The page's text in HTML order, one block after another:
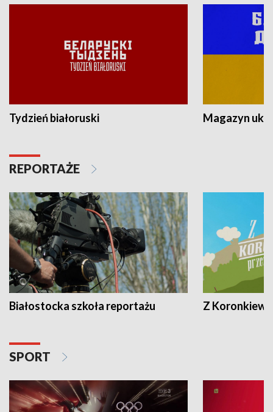
Tydzień białoruski Magazyn
REPORTAŻE
Białostocka szkoła reportażu Z
SPORT